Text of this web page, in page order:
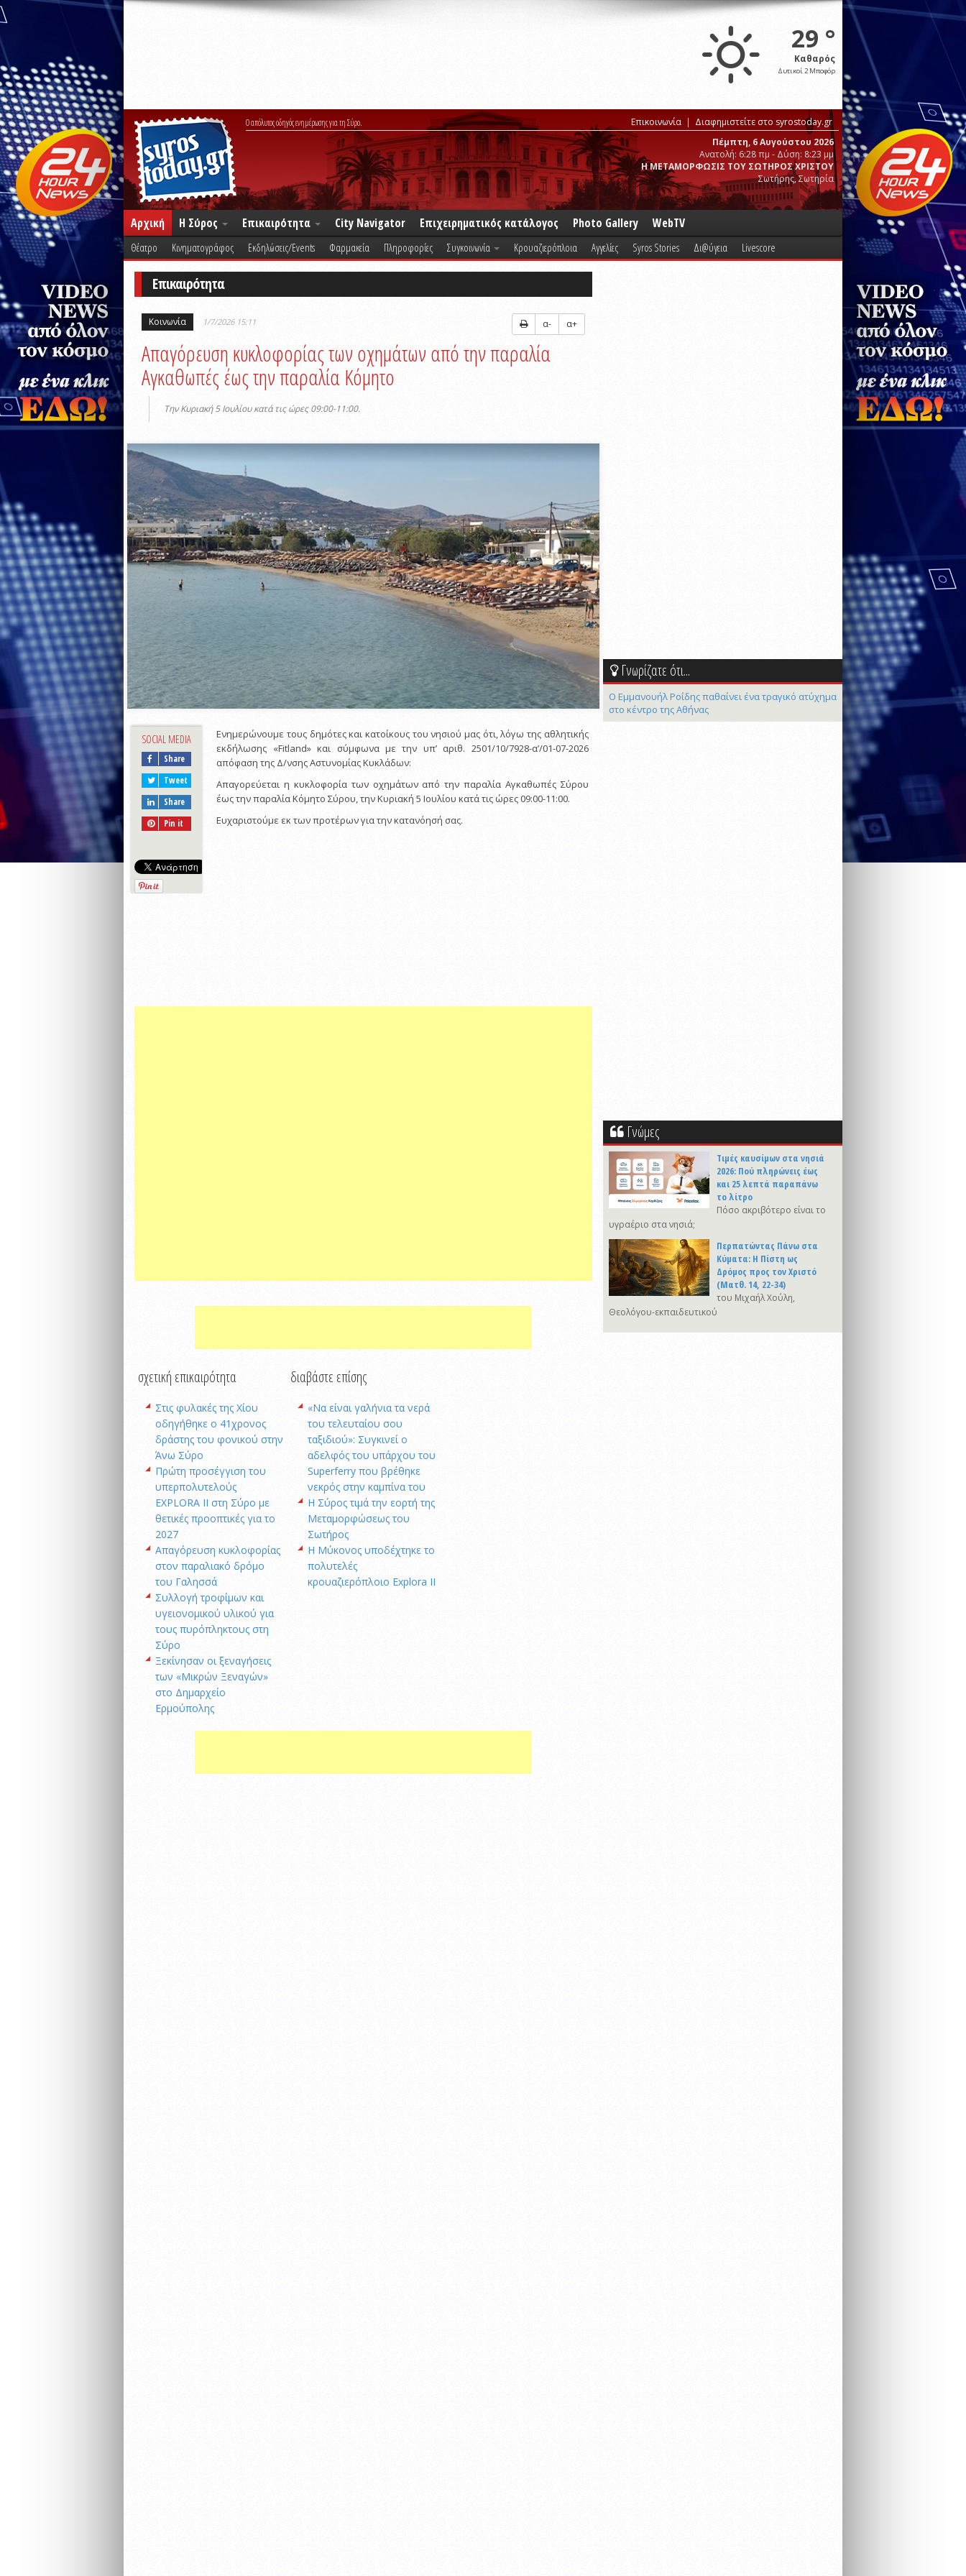
29 °
Καθαρός
Δυτικοί 2 Μποφόρ
Ο απόλυτος οδηγός ενημέρωσης για τη Σύρο. Επικοινωνία
Διαφημιστείτε στο syrostoday.gr
Πέμπτη, 6 Αυγούστου 2026
Ανατολή: 6:28 πμ - Δύση: 8:23 μμ
Η ΜΕΤΑΜΟΡΦΩΣΙΣ ΤΟΥ ΣΩΤΗΡΟΣ ΧΡΙΣΤΟΥ
Σωτήρης, Σωτηρία
Αρχική Η Σύρος Επικαιρότητα City Navigator Επιχειρηματικός κατάλογος Photo Gallery WebTV
Θέατρο Κινηματογράφος Εκδηλώσεις/Events Φαρμακεία Πληροφορίες Συγκοινωνία Κρουαζιερόπλοια Αγγελίες Syros Stories Δι@ύγεια Livescore
Επικαιρότητα
Κοινωνία 1/7/2026 15:11 α- α+
Απαγόρευση κυκλοφορίας των οχημάτων από την παραλία
Αγκαθωπές έως την παραλία Κόμητο
Την Κυριακή 5 Ιουλίου κατά τις ώρες 09:00-11:00.
SOCIAL MEDIA
Share
Tweet
Share
Pin it
Ενημερώνουμε τους δημότες και κατοίκους του νησιού μας ότι, λόγω της αθλητικής
εκδήλωσης «Fitland» και σύμφωνα με την υπ’ αριθ. 2501/10/7928-α’/01-07-2026
απόφαση της Δ/νσης Αστυνομίας Κυκλάδων:
Απαγορεύεται η κυκλοφορία των οχημάτων από την παραλία Αγκαθωπές Σύρου
έως την παραλία Κόμητο Σύρου, την Κυριακή 5 Ιουλίου κατά τις ώρες 09:00-11:00.
Ευχαριστούμε εκ των προτέρων για την κατανόησή σας.
σχετική επικαιρότητα
Στις φυλακές της Χίου
οδηγήθηκε ο 41χρονος
δράστης του φονικού στην
Άνω Σύρο
Πρώτη προσέγγιση του
υπερπολυτελούς
EXPLORA II στη Σύρο με
θετικές προοπτικές για το
2027
Απαγόρευση κυκλοφορίας
στον παραλιακό δρόμο
του Γαλησσά
Συλλογή τροφίμων και
υγειονομικού υλικού για
τους πυρόπληκτους στη
Σύρο
Ξεκίνησαν οι ξεναγήσεις
των «Μικρών Ξεναγών»
στο Δημαρχείο
Ερμούπολης
διαβάστε επίσης
«Να είναι γαλήνια τα νερά
του τελευταίου σου
ταξιδιού»: Συγκινεί ο
αδελφός του υπάρχου του
Superferry που βρέθηκε
νεκρός στην καμπίνα του
Η Σύρος τιμά την εορτή της
Μεταμορφώσεως του
Σωτήρος
Η Μύκονος υποδέχτηκε το
πολυτελές
κρουαζιερόπλοιο Explora II
Γνωρίζατε ότι...
Ο Εμμανουήλ Ροΐδης παθαίνει ένα τραγικό ατύχημα
στο κέντρο της Αθήνας
Γνώμες
Τιμές καυσίμων στα νησιά
2026: Πού πληρώνεις έως
και 25 λεπτά παραπάνω
το λίτρο
Πόσο ακριβότερο είναι το
υγραέριο στα νησιά;
Περπατώντας Πάνω στα
Κύματα: Η Πίστη ως
Δρόμος προς τον Χριστό
(Ματθ. 14, 22-34)
του Μιχαήλ Χούλη,
Θεολόγου-εκπαιδευτικού